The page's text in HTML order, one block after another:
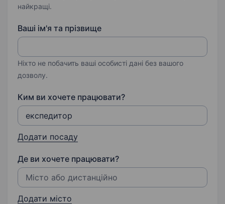
найкращі.
Ваші ім'я та прізвище
Ніхто не побачить ваші особисті дані без вашого
дозволу.
Ким ви хочете працювати?
Додати посаду
Де ви хочете працювати?
Додати місто